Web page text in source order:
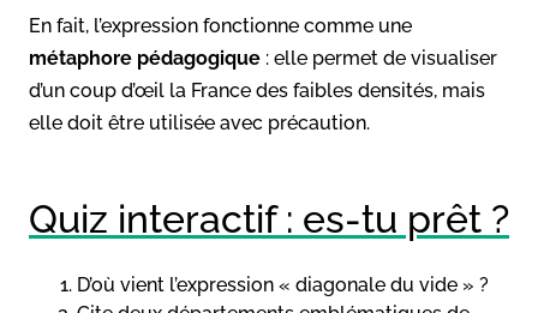
En fait, l’expression fonctionne comme une
métaphore pédagogique : elle permet de visualiser
d’un coup d’œil la France des faibles densités, mais
elle doit être utilisée avec précaution.
Quiz interactif : es-tu prêt ?
D’où vient l’expression « diagonale du vide » ?